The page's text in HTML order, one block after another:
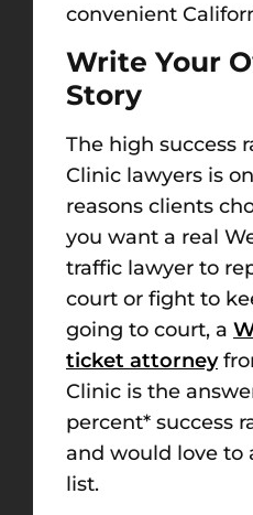
convenient
Write Your
Story
The high success
Clinic lawyers is
reasons clients
you want a real
traffic lawyer to
court or fight to
going to court, a
ticket attorney
Clinic is the
percent* success
and would love to
list.